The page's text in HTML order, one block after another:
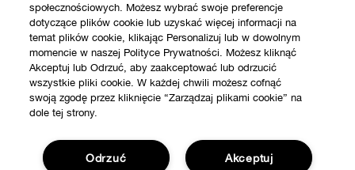
SKLEP
społecznościowych. Możesz wybrać swoje preferencje
dotyczące plików cookie lub uzyskać więcej informacji na
temat plików cookie, klikając Personalizuj lub w dowolnym
momencie w naszej Polityce Prywatności. Możesz kliknąć
Akceptuj lub Odrzuć, aby zaakceptować lub odrzucić
wszystkie pliki cookie. W każdej chwili możesz cofnąć
swoją zgodę przez kliknięcie “Zarządzaj plikami cookie” na
dole tej strony.
Akceptuj
Odrzuć